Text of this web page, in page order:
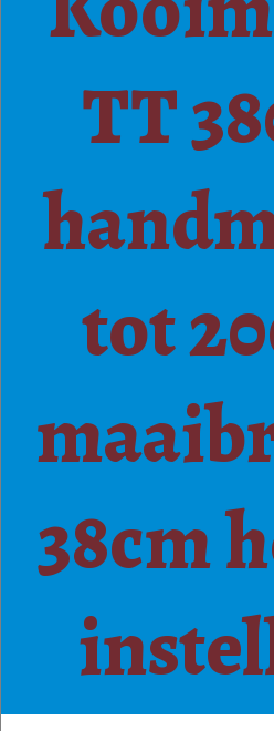
TT
tot
38cm